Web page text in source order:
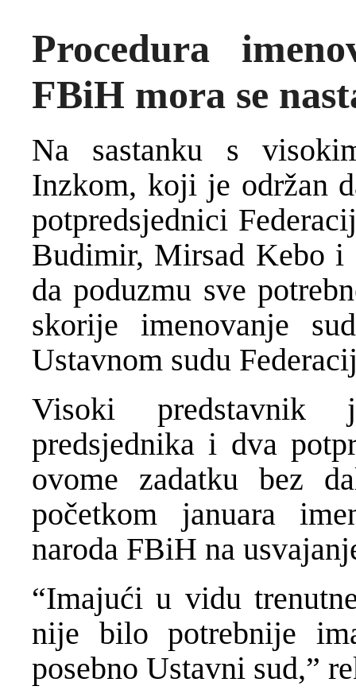
Procedura
FBiH mora se
Na sastanku s
Inzkom, koji je održan
potpredsjednici
Budimir, Mirsad Kebo i
da poduzmu sve
skorije imenovanje
Ustavnom sudu
Visoki predstavnik
predsjednika i dva
ovome zadatku bez
početkom januara
naroda FBiH na
“Imajući u vidu
nije bilo potrebnije
posebno Ustavni sud,”